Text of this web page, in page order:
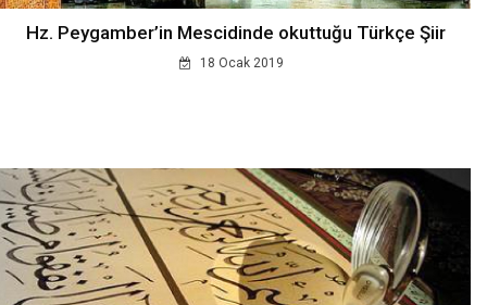
Hz. Peygamber’in Mescidinde okuttuğu Türkçe Şiir
18 Ocak 2019